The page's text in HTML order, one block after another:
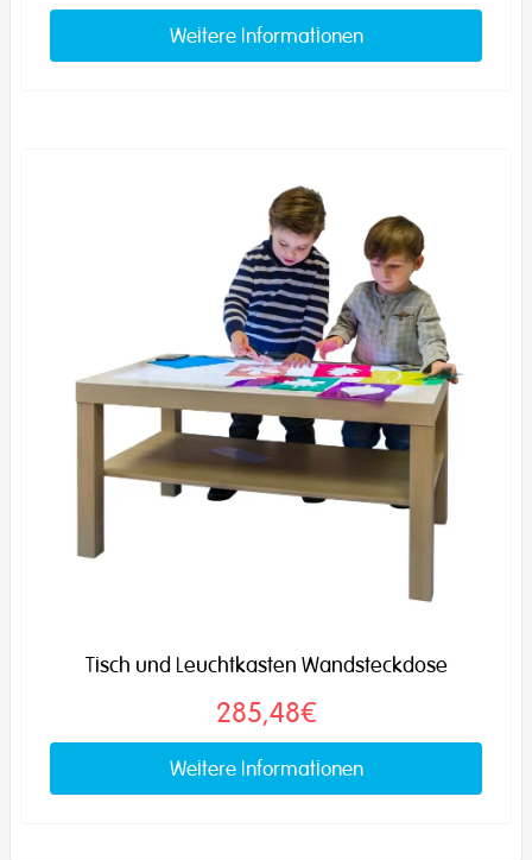
Weitere Informationen
Tisch und Leuchtkasten Wandsteckdose
285,48€
Weitere Informationen